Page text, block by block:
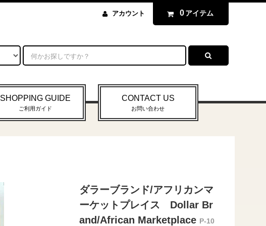
アカウント 0 アイテム
SHOPPING GUIDE
ご利用ガイド
CONTACT US
お問い合わせ
ダラーブランド/アフリカンマ
ーケットプレイス Dollar Br
and/African Marketplace P-10